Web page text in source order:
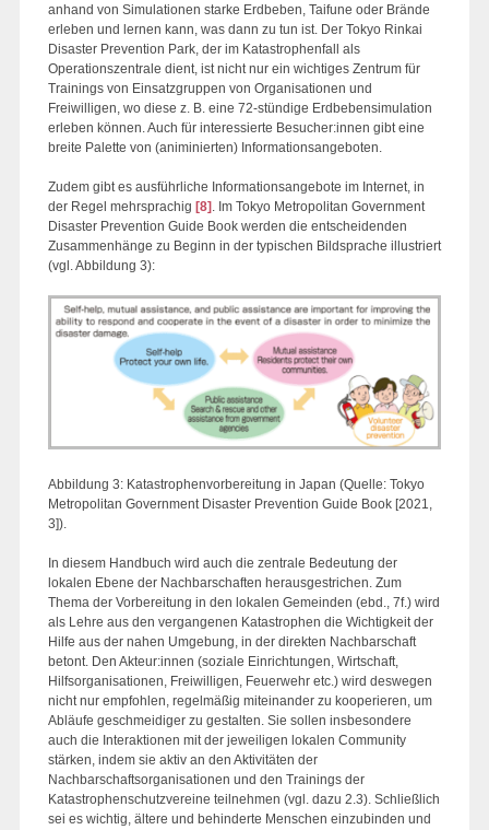
anhand von Simulationen starke Erdbeben, Taifune oder Brände
erleben und lernen kann, was dann zu tun ist. Der Tokyo Rinkai
Disaster Prevention Park, der im Katastrophenfall als
Operationszentrale dient, ist nicht nur ein wichtiges Zentrum für
Trainings von Einsatzgruppen von Organisationen und
Freiwilligen, wo diese z. B. eine 72-stündige Erdbebensimulation
erleben können. Auch für interessierte Besucher:innen gibt eine
breite Palette von (animinierten) Informationsangeboten.
Zudem gibt es ausführliche Informationsangebote im Internet, in
der Regel mehrsprachig [8] . Im Tokyo Metropolitan Government
Disaster Prevention Guide Book werden die entscheidenden
Zusammenhänge zu Beginn in der typischen Bildsprache illustriert
(vgl. Abbildung 3):
Abbildung 3: Katastrophenvorbereitung in Japan (Quelle: Tokyo
Metropolitan Government Disaster Prevention Guide Book [2021,
3]).
In diesem Handbuch wird auch die zentrale Bedeutung der
lokalen Ebene der Nachbarschaften herausgestrichen. Zum
Thema der Vorbereitung in den lokalen Gemeinden (ebd., 7f.) wird
als Lehre aus den vergangenen Katastrophen die Wichtigkeit der
Hilfe aus der nahen Umgebung, in der direkten Nachbarschaft
betont. Den Akteur:innen (soziale Einrichtungen, Wirtschaft,
Hilfsorganisationen, Freiwilligen, Feuerwehr etc.) wird deswegen
nicht nur empfohlen, regelmäßig miteinander zu kooperieren, um
Abläufe geschmeidiger zu gestalten. Sie sollen insbesondere
auch die Interaktionen mit der jeweiligen lokalen Community
stärken, indem sie aktiv an den Aktivitäten der
Nachbarschaftsorganisationen und den Trainings der
Katastrophenschutzvereine teilnehmen (vgl. dazu 2.3). Schließlich
sei es wichtig, ältere und behinderte Menschen einzubinden und